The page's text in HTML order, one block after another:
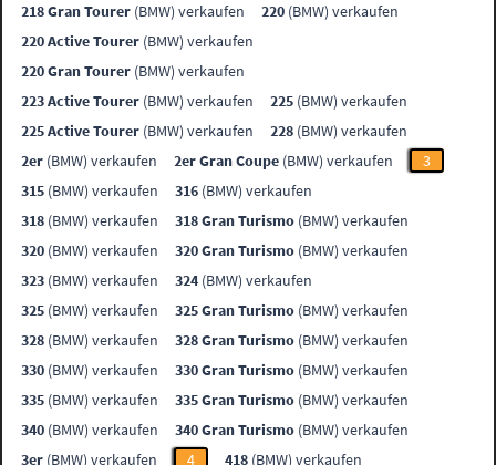
218 Gran Tourer (BMW) verkaufen 220 (BMW) verkaufen
220 Active Tourer (BMW) verkaufen
220 Gran Tourer (BMW) verkaufen
223 Active Tourer (BMW) verkaufen 225 (BMW) verkaufen
225 Active Tourer (BMW) verkaufen 228 (BMW) verkaufen
2er (BMW) verkaufen 2er Gran Coupe (BMW) verkaufen
3
315 (BMW) verkaufen 316 (BMW) verkaufen
318 (BMW) verkaufen 318 Gran Turismo (BMW) verkaufen
320 (BMW) verkaufen 320 Gran Turismo (BMW) verkaufen
323 (BMW) verkaufen 324 (BMW) verkaufen
325 (BMW) verkaufen 325 Gran Turismo (BMW) verkaufen
328 (BMW) verkaufen 328 Gran Turismo (BMW) verkaufen
330 (BMW) verkaufen 330 Gran Turismo (BMW) verkaufen
335 (BMW) verkaufen 335 Gran Turismo (BMW) verkaufen
340 (BMW) verkaufen 340 Gran Turismo (BMW) verkaufen
3er (BMW) verkaufen 4 418 (BMW) verkaufen